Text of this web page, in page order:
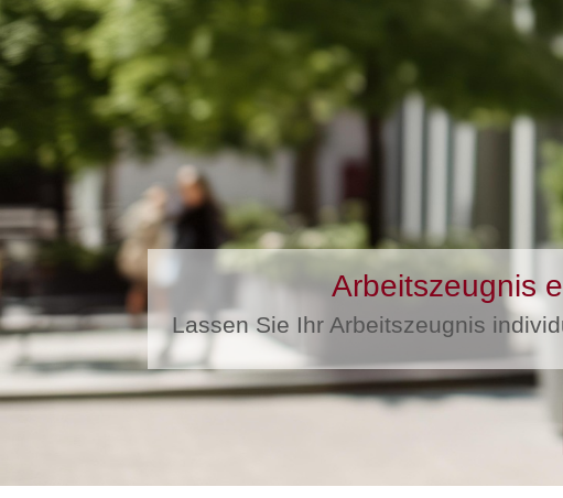
Arbeitszeugnis
Lassen Sie Ihr Arbeitszeugnis